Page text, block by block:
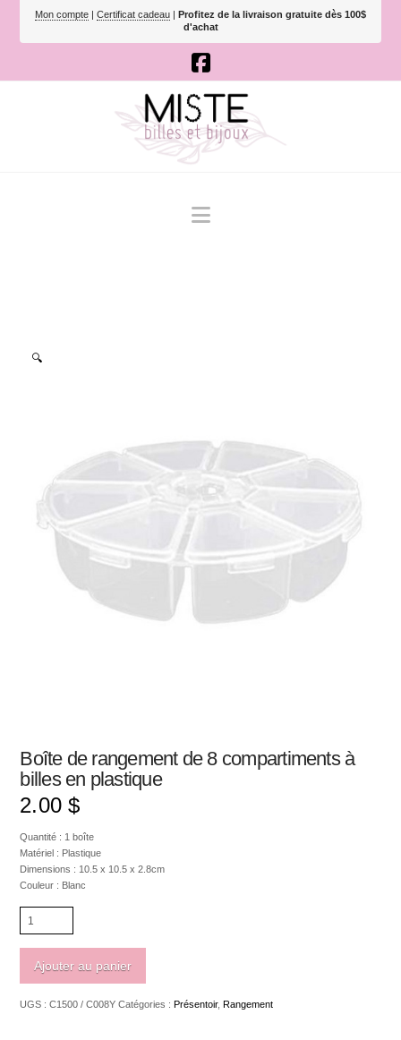
Mon compte | Certificat cadeau | Profitez de la livraison gratuite dès 100$
d'achat
Navigation
🔍
Boîte de rangement de 8 compartiments à
billes en plastique
2.00 $
Quantité : 1 boîte
Matériel : Plastique
Dimensions : 10.5 x 10.5 x 2.8cm
Couleur : Blanc
Boîte
8
Ajouter au panier
UGS :C1500 / C008Y Catégories :Présentoir,Rangement